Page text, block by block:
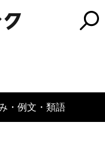
・例文・類語